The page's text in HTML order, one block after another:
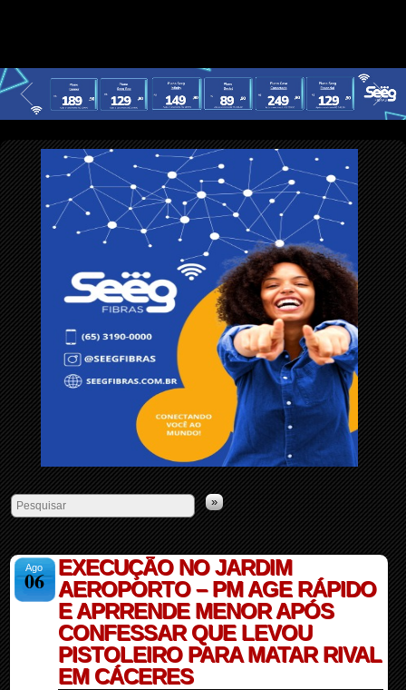
»
Ago
06
EXECUÇÃO NO JARDIM
AEROPORTO – PM AGE RÁPIDO
E APRRENDE MENOR APÓS
CONFESSAR QUE LEVOU
PISTOLEIRO PARA MATAR RIVAL
EM CÁCERES